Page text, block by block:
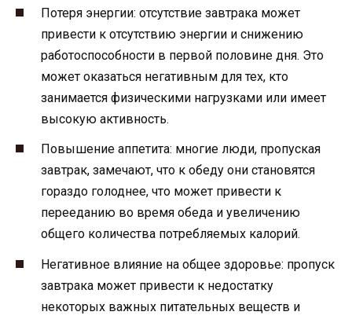
Потеря энергии: отсутствие завтрака может
привести к отсутствию энергии и снижению
работоспособности в первой половине дня. Это
может оказаться негативным для тех, кто
занимается физическими нагрузками или имеет
высокую активность.
Повышение аппетита: многие люди, пропуская
завтрак, замечают, что к обеду они становятся
гораздо голоднее, что может привести к
перееданию во время обеда и увеличению
общего количества потребляемых калорий.
Негативное влияние на общее здоровье: пропуск
завтрака может привести к недостатку
некоторых важных питательных веществ и